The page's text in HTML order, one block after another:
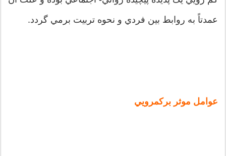
عمدتاً به روابط بين فردي و نحوه تربيت برمي گردد.
عوامل موثر برکمرويي